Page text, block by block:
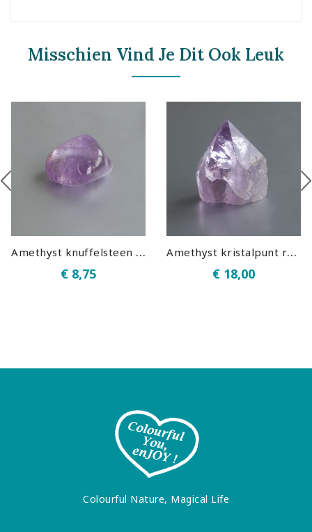
Misschien Vind Je Dit Ook Leuk
A
methyst knuffelsteen Large 15
€ 8,75
A
methyst kristalpunt ruw 05
€ 18,00
Colourful Nature, Magical Life